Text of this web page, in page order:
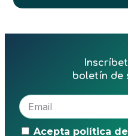
boletín de
Acepta política